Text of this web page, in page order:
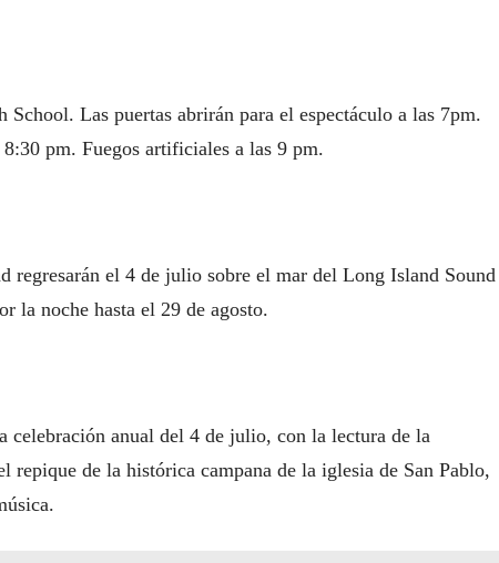
Las puertas abrirán para el espectáculo a las 7pm.
pm. Fuegos artificiales a las 9 pm.
regresarán el 4 de julio sobre el mar del Long Island Sound
la noche hasta el 29 de agosto.
celebración anual del 4 de julio, con la lectura de la
repique de la histórica campana de la iglesia de San Pablo,